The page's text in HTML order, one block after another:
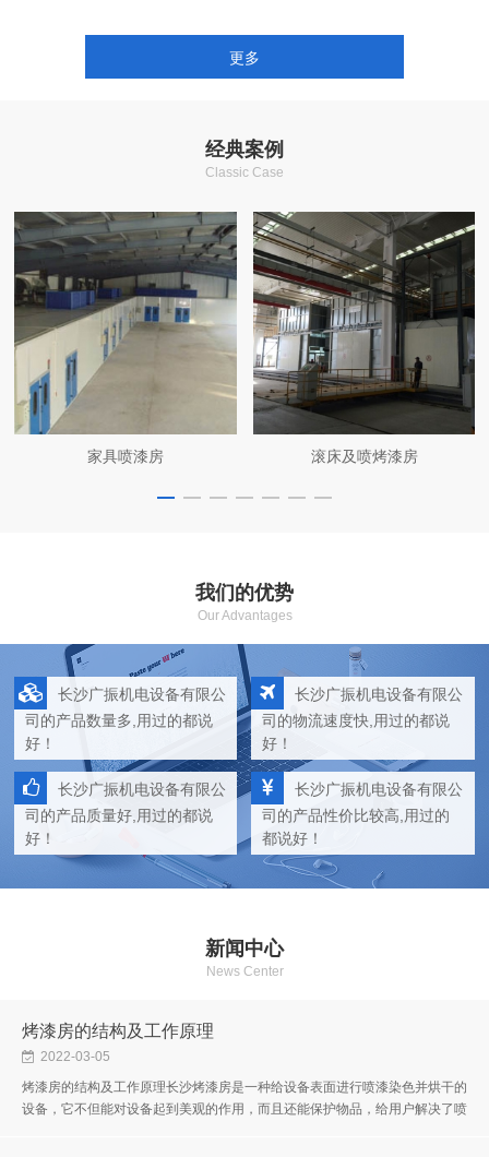
更多
经典案例
Classic Case
家具喷漆房 滚床及喷烤漆房
我们的优势
Our Advantages
长沙广振机电设备有限公
司的产品数量多,用过的都说
好！
长沙广振机电设备有限公
司的物流速度快,用过的都说
好！
长沙广振机电设备有限公
司的产品质量好,用过的都说
好！
长沙广振机电设备有限公
司的产品性价比较高,用过的
都说好！
新闻中心
News Center
烤漆房的结构及工作原理
2022-03-05
烤漆房的结构及工作原理长沙烤漆房是一种给设备表面进行喷漆染色并烘干的
设备，它不但能对设备起到美观的作用，而且还能保护物品，给用户解决了喷